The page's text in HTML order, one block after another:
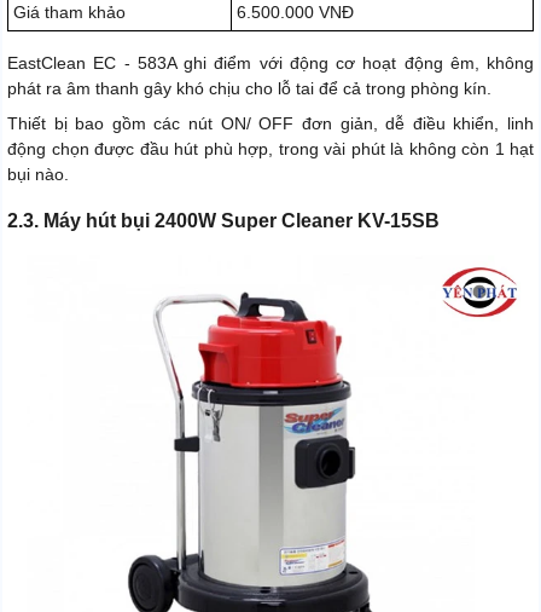
Giá tham khảo
6.500.000 VNĐ
EastClean EC - 583A ghi điểm với động cơ hoạt động êm, không
phát ra âm thanh gây khó chịu cho lỗ tai để cả trong phòng kín.
Thiết bị bao gồm các nút ON/ OFF đơn giản, dễ điều khiển, linh
động chọn được đầu hút phù hợp, trong vài phút là không còn 1 hạt
bụi nào.
2.3. Máy hút bụi 2400W Super Cleaner KV-15SB